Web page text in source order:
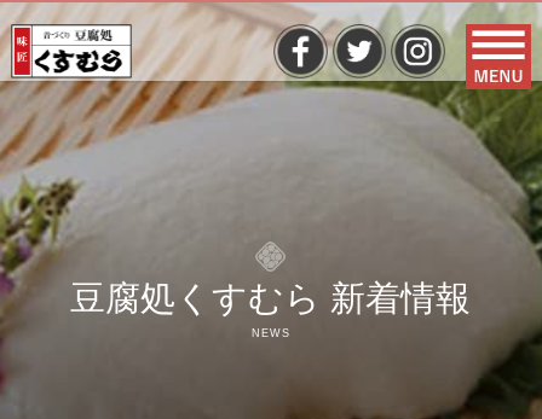
豆腐処くすむら 新着情報
NEWS